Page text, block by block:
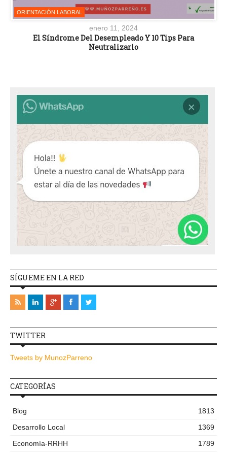
ORIENTACIÓN LABORAL
enero 11, 2024
El Síndrome Del Desempleado Y 10 Tips Para
Neutralizarlo
SÍGUEME EN LA RED
TWITTER
Tweets by MunozParreno
CATEGORÍAS
Blog
1813
Desarrollo Local
1369
Economía-RRHH
1789